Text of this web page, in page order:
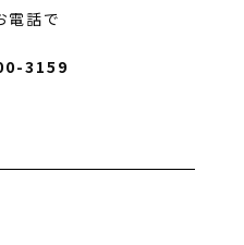
電話で
3159